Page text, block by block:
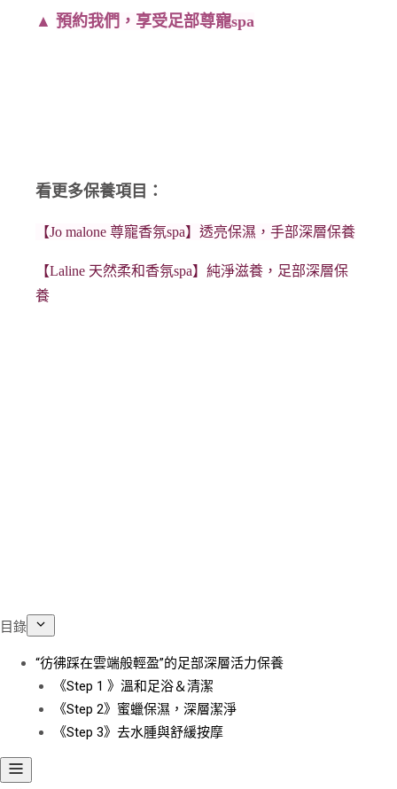
▲ 預約我們，享受足部尊寵spa
看更多保養項目：
【Jo malone 尊寵香氛spa】透亮保濕，手部深層保養
【Laline 天然柔和香氛spa】純淨滋養，足部深層保
養
目錄
“彷彿踩在雲端般輕盈”的足部深層活力保養
《Step 1 》溫和足浴＆清潔
《Step 2》蜜蠟保濕，深層潔淨
《Step 3》去水腫與舒緩按摩